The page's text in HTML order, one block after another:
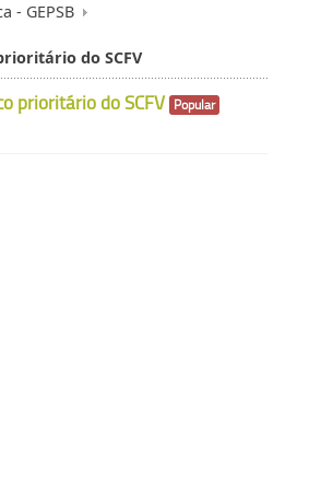
- GEPSB
do SCFV
prioritário do SCFV Popular